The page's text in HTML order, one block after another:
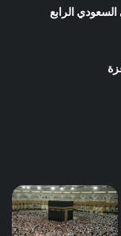
السعودي الرابع